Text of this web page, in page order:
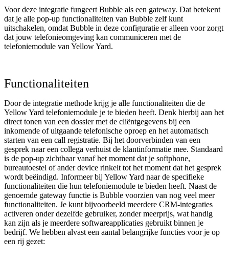
Voor deze integratie fungeert Bubble als een gateway. Dat betekent
dat je alle pop-up functionaliteiten van Bubble zelf kunt
uitschakelen, omdat Bubble in deze configuratie er alleen voor zorgt
dat jouw telefonieomgeving kan communiceren met de
telefoniemodule van Yellow Yard.
Functionaliteiten
Door de integratie methode krijg je alle functionaliteiten die de
Yellow Yard telefoniemodule je te bieden heeft. Denk hierbij aan het
direct tonen van een dossier met de cliëntgegevens bij een
inkomende of uitgaande telefonische oproep en het automatisch
starten van een call registratie. Bij het doorverbinden van een
gesprek naar een collega verhuist de klantinformatie mee. Standaard
is de pop-up zichtbaar vanaf het moment dat je softphone,
bureautoestel of ander device rinkelt tot het moment dat het gesprek
wordt beëindigd. Informeer bij Yellow Yard naar de specifieke
functionaliteiten die hun telefoniemodule te bieden heeft. Naast de
genoemde gateway functie is Bubble voorzien van nog veel meer
functionaliteiten. Je kunt bijvoorbeeld meerdere CRM-integraties
activeren onder dezelfde gebruiker, zonder meerprijs, wat handig
kan zijn als je meerdere softwareapplicaties gebruikt binnen je
bedrijf. We hebben alvast een aantal belangrijke functies voor je op
een rij gezet: